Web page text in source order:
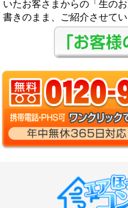
いたお客さまからの「生の
書きのまま、ご紹介させてい